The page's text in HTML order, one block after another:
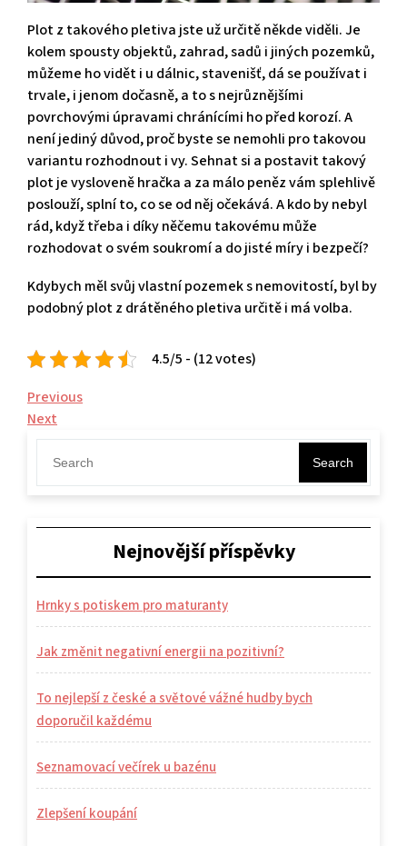
Plot z takového pletiva jste už určitě někde viděli. Je
kolem spousty objektů, zahrad, sadů i jiných pozemků,
můžeme ho vidět i u dálnic, stavenišť, dá se používat i
trvale, i jenom dočasně, a to s nejrůznějšími
povrchovými úpravami chránícími ho před korozí. A
není jediný důvod, proč byste se nemohli pro takovou
variantu rozhodnout i vy. Sehnat si a postavit takový
plot je vysloveně hračka a za málo peněz vám splehlivě
poslouží, splní to, co se od něj očekává. A kdo by nebyl
rád, když třeba i díky něčemu takovému může
rozhodovat o svém soukromí a do jisté míry i bezpečí?
Kdybych měl svůj vlastní pozemek s nemovitostí, byl by
podobný plot z drátěného pletiva určitě i má volba.
4.5/5 - (12 votes)
Navigace
pro
příspěvek
Previous
Post
Previous
Next
Post
Next
Search
Nejnovější příspěvky
Hrnky s potiskem pro maturanty
Jak změnit negativní energii na pozitivní?
To nejlepší z české a světové vážné hudby bych
doporučil každému
Seznamovací večírek u bazénu
Zlepšení koupání